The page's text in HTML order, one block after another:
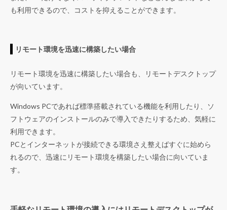
も利用できるので、コストを抑えることができます。
リモート環境を迅速に構築したい場合
リモート環境を迅速に構築したい場合も、リモートデスクトップ
が向いています。
Windows PCであれば標準搭載されている機能を利用したり、ソ
フトウェアのインストールのみで導入できたりするため、気軽に
利用できます。
PCとインターネットが接続できる環境さえ整えばすぐに始めら
れるので、迅速にリモート環境を構築したい場合に向いていま
す。